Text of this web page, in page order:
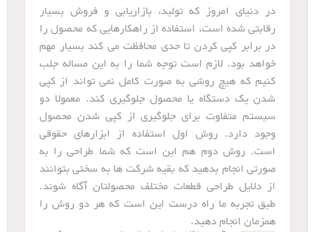
در دنیای امروز که تولید، بازاریابی و فروش بسیار
رقابتی شده است، استفاده از راهکارهایی که محصول را
در برابر کپی کردن تا حدی محافظت می کند بسیار مهم
خواهد بود. لازم است توجه شما را به این مساله جلب
کنیم که هیچ روشی به صورت کامل نمی تواند از کپی
شدن یک دستگاه یا محصول جلوگیری کند. معمولا دو
سیستم متفاوت برای جلوگیری از کپی شدن محصول
وجود دارد. روش اول استفاده از ابزارهای حقوقی
است. روش دوم هم این است که شما طراحی را به
صورتی انجام بدهید که بقیه شرکت ها به سختی بتوانند
از دلایل طراحی قطعات مختلف محصولتان آگاه شوند.
طبق تجربه ما راه درست این است که هر دو روش را
همزمان انجام دهید.